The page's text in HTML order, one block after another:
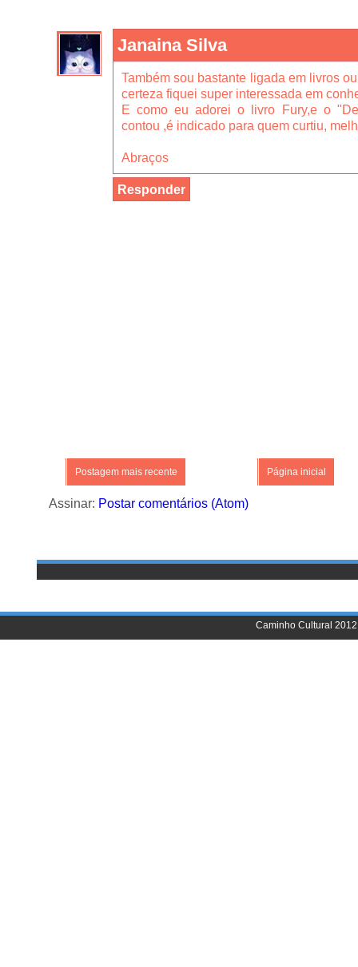
Janaina Silva
Também sou bastante ligada em livros
certeza fiquei super interessada em
E como eu adorei o livro Fury,e o
contou ,é indicado para quem curtiu,
Abraços
Responder
Postagem mais recente Página inicial
Assinar: Postar comentários (Atom)
Caminho Cultural